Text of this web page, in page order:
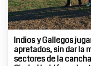
Indios y Gallegos
apretados, sin dar la
sectores de la